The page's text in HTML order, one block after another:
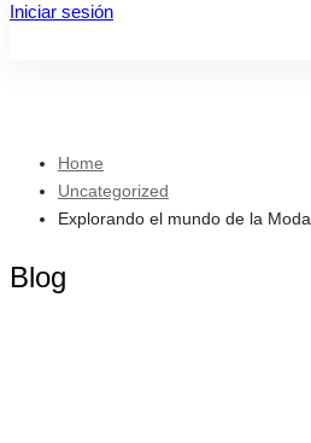
Iniciar sesión
Home
Uncategorized
Explorando el mundo de la Moda
Blog